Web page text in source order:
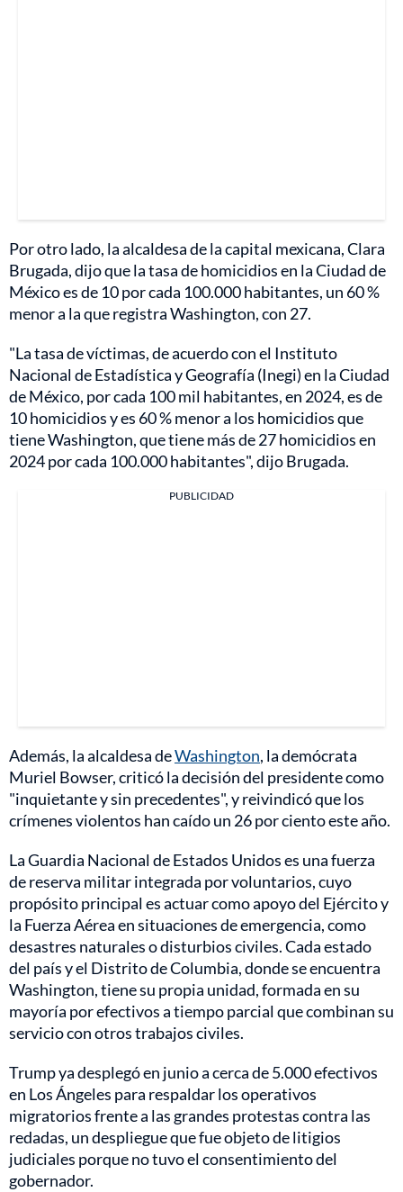
Por otro lado, la alcaldesa de la capital mexicana, Clara
Brugada, dijo que la tasa de homicidios en la Ciudad de
México es de 10 por cada 100.000 habitantes, un 60 %
menor a la que registra Washington, con 27.
"La tasa de víctimas, de acuerdo con el Instituto
Nacional de Estadística y Geografía (Inegi) en la Ciudad
de México, por cada 100 mil habitantes, en 2024, es de
10 homicidios y es 60 % menor a los homicidios que
tiene Washington, que tiene más de 27 homicidios en
2024 por cada 100.000 habitantes", dijo Brugada.
PUBLICIDAD
Además, la alcaldesa deWashington, la demócrata
Muriel Bowser, criticó la decisión del presidente como
"inquietante y sin precedentes", y reivindicó que los
crímenes violentos han caído un 26 por ciento este año.
La Guardia Nacional de Estados Unidos es una fuerza
de reserva militar integrada por voluntarios, cuyo
propósito principal es actuar como apoyo del Ejército y
la Fuerza Aérea en situaciones de emergencia, como
desastres naturales o disturbios civiles. Cada estado
del país y el Distrito de Columbia, donde se encuentra
Washington, tiene su propia unidad, formada en su
mayoría por efectivos a tiempo parcial que combinan su
servicio con otros trabajos civiles.
Trump ya desplegó en junio a cerca de 5.000 efectivos
en Los Ángeles para respaldar los operativos
migratorios frente a las grandes protestas contra las
redadas, un despliegue que fue objeto de litigios
judiciales porque no tuvo el consentimiento del
gobernador.